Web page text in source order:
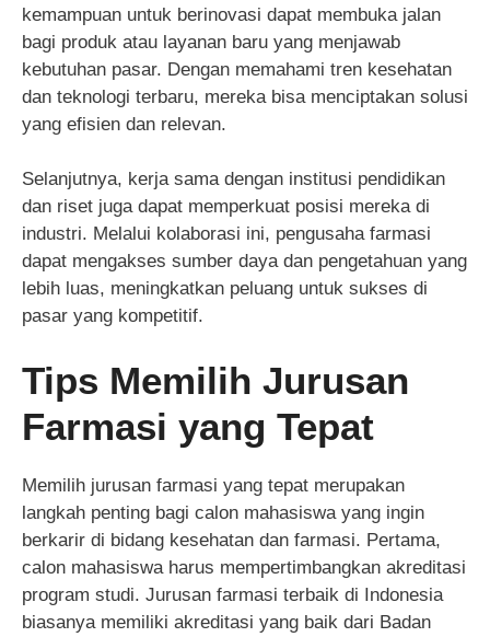
kemampuan untuk berinovasi dapat membuka jalan
bagi produk atau layanan baru yang menjawab
kebutuhan pasar. Dengan memahami tren kesehatan
dan teknologi terbaru, mereka bisa menciptakan solusi
yang efisien dan relevan.
Selanjutnya, kerja sama dengan institusi pendidikan
dan riset juga dapat memperkuat posisi mereka di
industri. Melalui kolaborasi ini, pengusaha farmasi
dapat mengakses sumber daya dan pengetahuan yang
lebih luas, meningkatkan peluang untuk sukses di
pasar yang kompetitif.
Tips Memilih Jurusan
Farmasi yang Tepat
Memilih jurusan farmasi yang tepat merupakan
langkah penting bagi calon mahasiswa yang ingin
berkarir di bidang kesehatan dan farmasi. Pertama,
calon mahasiswa harus mempertimbangkan akreditasi
program studi. Jurusan farmasi terbaik di Indonesia
biasanya memiliki akreditasi yang baik dari Badan